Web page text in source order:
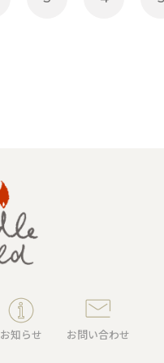
ピラーキャンドル
カップキャンドル
お知らせ お問い合わせ